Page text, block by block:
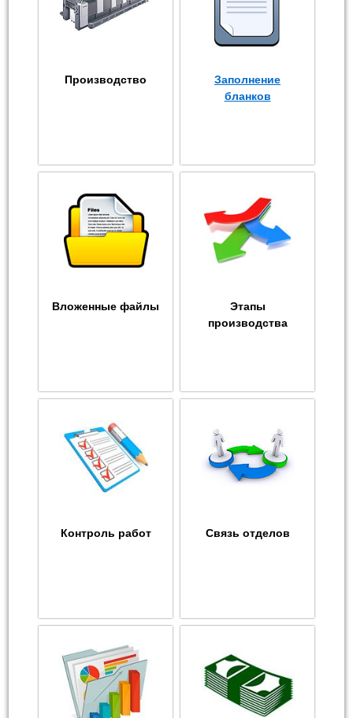
Производство
Заполнение
бланков
Вложенные файлы
Этапы
производства
Контроль работ Связь отделов